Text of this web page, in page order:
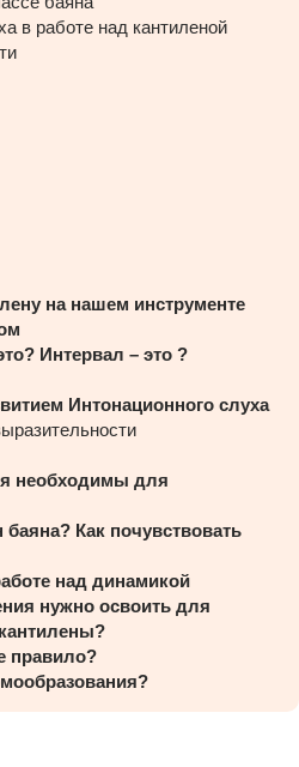
в работе над кантиленой
на нашем инструменте
Интервал – это ?
Интонационного слуха
необходимы для
Как почувствовать
над динамикой
нужно освоить для
правило?